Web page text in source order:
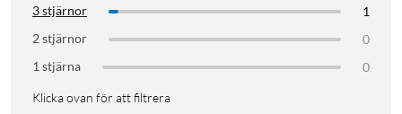
3 stjärnor
1
2 stjärnor
0
1 stjärna
0
Klicka ovan för att filtrera